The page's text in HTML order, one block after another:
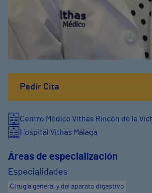
Pedir Cita
Centro Médico Vithas Rincón de la
Hospital Vithas Málaga
Áreas de especialización
Especialidades
Cirugía general y del aparato digestivo